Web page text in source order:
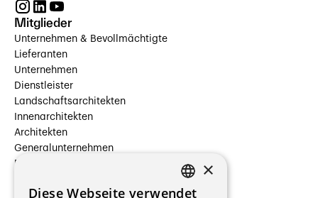
Mitglieder
Unternehmen & Bevollmächtigte
Lieferanten
Unternehmen
Dienstleister
Landschaftsarchitekten
Innenarchitekten
Architekten
Generalunternehmen
Beauftragte Unternehmen
Hersteller/Lieferanten
×
Diese Webseite verwendet